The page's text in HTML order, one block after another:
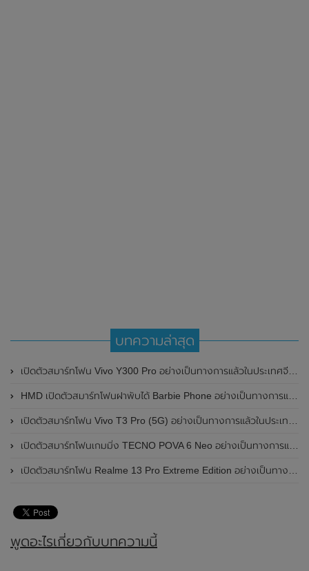
บทความล่าสุด
เปิดตัวสมาร์ทโฟน Vivo Y300 Pro อย่างเป็นทางการแล้วในประเทศจีน มาพร้อมดีไซน์พรีเมี่ยม ทนทาน และแบตเตอรี่สุดอึดขนาดใหญ่ 6,500mAh พร้อมรองรับการชาร์จไว 80W
HMD เปิดตัวสมาร์ทโฟนฝาพับได้ Barbie Phone อย่างเป็นทางการแล้ว มาพร้อมธีมสีชมพูสดใส
เปิดตัวสมาร์ทโฟน Vivo T3 Pro (5G) อย่างเป็นทางการแล้วในประเทศอินเดีย
เปิดตัวสมาร์ทโฟนเกมมิ่ง TECNO POVA 6 Neo อย่างเป็นทางการแล้วในประเทศไทย ในราคา 8,499 บาท
เปิดตัวสมาร์ทโฟน Realme 13 Pro Extreme Edition อย่างเป็นทางการแล้วในประเทศจีน
พูดอะไรเกี่ยวกับบทความนี้